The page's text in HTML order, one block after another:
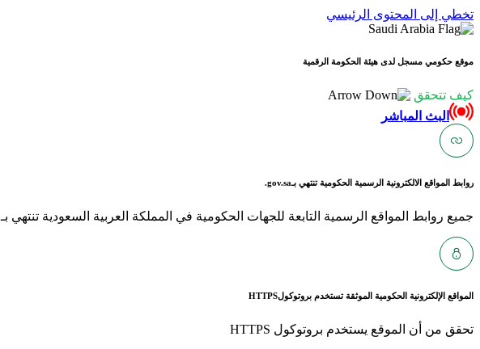
تخطي إلى المحتوى الرئيسي
موقع حكومي مسجل لدى هيئة الحكومة الرقمية
كيف تتحقق
البث المباشر
روابط المواقع الالكترونية الرسمية الحكومية تنتهي بـgov.sa.
جميع روابط المواقع الرسمية التابعة للجهات الحكومية في المملكة العربية السعودية تنتهي بـ gov.sa
المواقع الإلكترونية الحكومية الموثقة تستخدم بروتوكولHTTPS
تحقق من أن الموقع يستخدم بروتوكول HTTPS